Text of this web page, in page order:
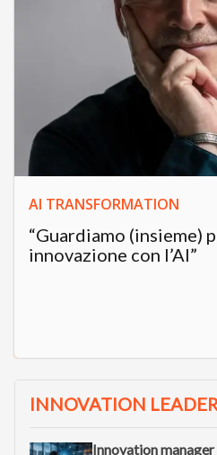
Argomenti
Open Innovation S